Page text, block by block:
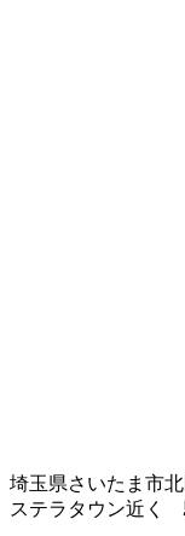
埼玉県さいたま市
ステラタウン近く